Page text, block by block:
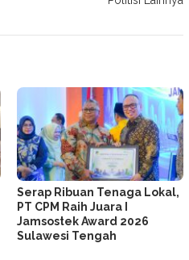
Serap Ribuan Tenaga Lokal,
PT CPM Raih Juara I
Jamsostek Award 2026
Sulawesi Tengah